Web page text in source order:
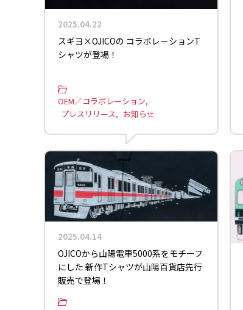
2025.04.22
スギヨ×OJICOの コラボレーションT
シャツが登場！
OEM／コラボレーション
プレスリリース
お知らせ
2025.04.14
OJICOから山陽電車5000系をモチーフ
にした 新作Tシャツが山陽百貨店先行
販売で登場！